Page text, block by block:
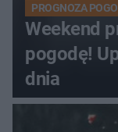
PROGNOZA
Weekend
pogodę!
dnia